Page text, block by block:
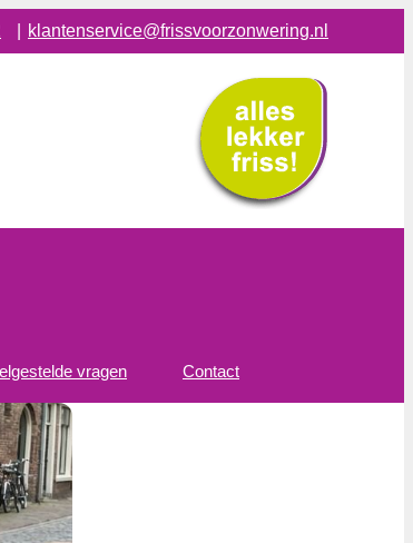
klantenservice@frissvoorzonwering.nl
vragen Contact